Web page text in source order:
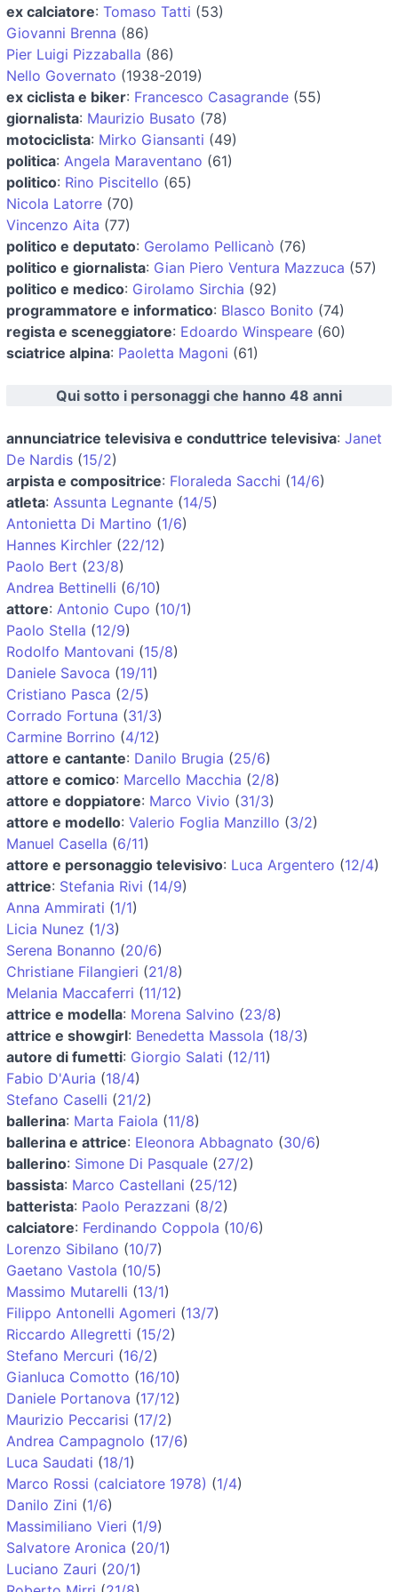
ex calciatore: Tomaso Tatti (53)
Giovanni Brenna (86)
Pier Luigi Pizzaballa (86)
Nello Governato (1938-2019)
ex ciclista e biker: Francesco Casagrande (55)
giornalista: Maurizio Busato (78)
motociclista: Mirko Giansanti (49)
politica: Angela Maraventano (61)
politico: Rino Piscitello (65)
Nicola Latorre (70)
Vincenzo Aita (77)
politico e deputato: Gerolamo Pellicanò (76)
politico e giornalista: Gian Piero Ventura Mazzuca (57)
politico e medico: Girolamo Sirchia (92)
programmatore e informatico: Blasco Bonito (74)
regista e sceneggiatore: Edoardo Winspeare (60)
sciatrice alpina: Paoletta Magoni (61)
Qui sotto i personaggi che hanno 48 anni
annunciatrice televisiva e conduttrice televisiva: Janet
De Nardis (15/2)
arpista e compositrice: Floraleda Sacchi (14/6)
atleta: Assunta Legnante (14/5)
Antonietta Di Martino (1/6)
Hannes Kirchler (22/12)
Paolo Bert (23/8)
Andrea Bettinelli (6/10)
attore: Antonio Cupo (10/1)
Paolo Stella (12/9)
Rodolfo Mantovani (15/8)
Daniele Savoca (19/11)
Cristiano Pasca (2/5)
Corrado Fortuna (31/3)
Carmine Borrino (4/12)
attore e cantante: Danilo Brugia (25/6)
attore e comico: Marcello Macchia (2/8)
attore e doppiatore: Marco Vivio (31/3)
attore e modello: Valerio Foglia Manzillo (3/2)
Manuel Casella (6/11)
attore e personaggio televisivo: Luca Argentero (12/4)
attrice: Stefania Rivi (14/9)
Anna Ammirati (1/1)
Licia Nunez (1/3)
Serena Bonanno (20/6)
Christiane Filangieri (21/8)
Melania Maccaferri (11/12)
attrice e modella: Morena Salvino (23/8)
attrice e showgirl: Benedetta Massola (18/3)
autore di fumetti: Giorgio Salati (12/11)
Fabio D'Auria (18/4)
Stefano Caselli (21/2)
ballerina: Marta Faiola (11/8)
ballerina e attrice: Eleonora Abbagnato (30/6)
ballerino: Simone Di Pasquale (27/2)
bassista: Marco Castellani (25/12)
batterista: Paolo Perazzani (8/2)
calciatore: Ferdinando Coppola (10/6)
Lorenzo Sibilano (10/7)
Gaetano Vastola (10/5)
Massimo Mutarelli (13/1)
Filippo Antonelli Agomeri (13/7)
Riccardo Allegretti (15/2)
Stefano Mercuri (16/2)
Gianluca Comotto (16/10)
Daniele Portanova (17/12)
Maurizio Peccarisi (17/2)
Andrea Campagnolo (17/6)
Luca Saudati (18/1)
Marco Rossi (calciatore 1978) (1/4)
Danilo Zini (1/6)
Massimiliano Vieri (1/9)
Salvatore Aronica (20/1)
Luciano Zauri (20/1)